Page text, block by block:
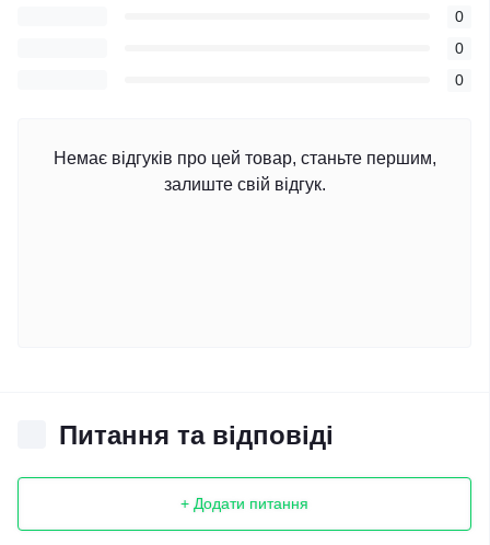
0
0
0
Немає відгуків про цей товар, станьте першим,
залиште свій відгук.
Питання та відповіді
+ Додати питання